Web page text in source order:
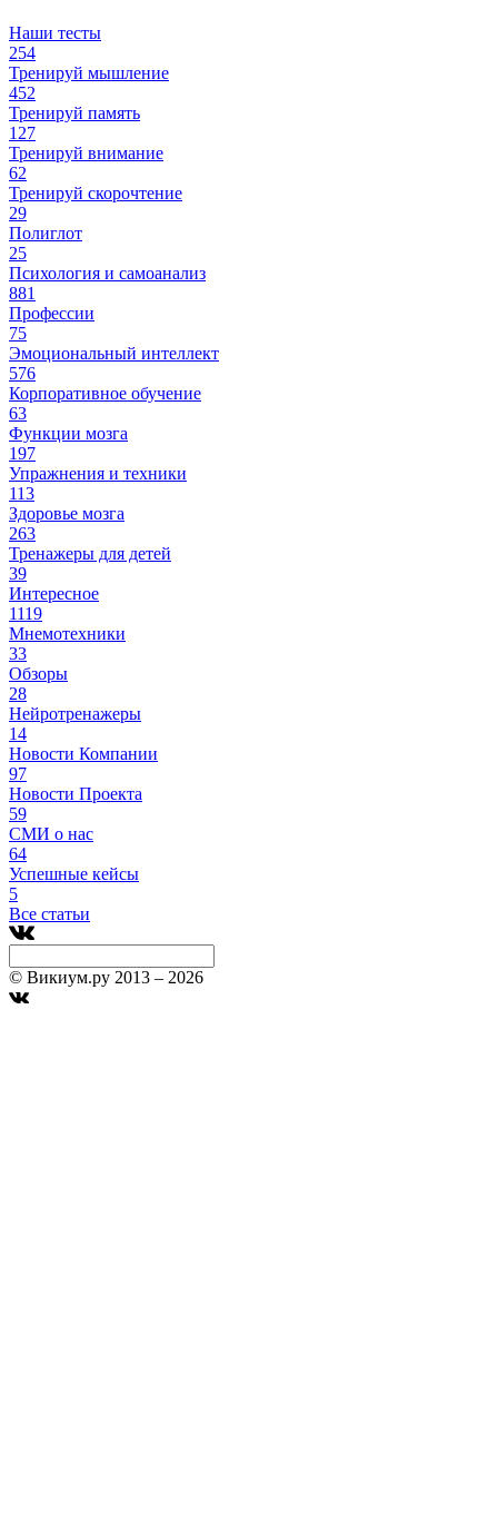
Наши тесты
254
Тренируй мышление
452
Тренируй память
127
Тренируй внимание
62
Тренируй скорочтение
29
Полиглот
25
Психология и самоанализ
881
Профессии
75
Эмоциональный интеллект
576
Корпоративное обучение
63
Функции мозга
197
Упражнения и техники
113
Здоровье мозга
263
Тренажеры для детей
39
Интересное
1119
Мнемотехники
33
Обзоры
28
Нейротренажеры
14
Новости Компании
97
Новости Проекта
59
СМИ о нас
64
Успешные кейсы
5
Все статьи
© Викиум.ру 2013 – 2026